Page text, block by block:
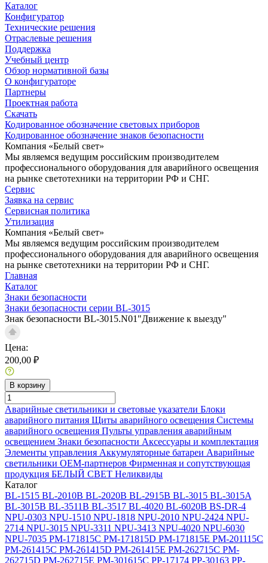
Каталог
Конфигуратор
Технические решения
Отраслевые решения
Поддержка
Учебный центр
Обзор нормативной базы
О конфигураторе
Партнеры
Проектная работа
Скачать
Кодированное обозначение световых приборов
Кодированное обозначение знаков безопасности
Компания «Белый свет»
Мы являемся ведущим российским производителем
профессионального оборудования для аварийного освещения
на рынке светотехники на территории РФ и СНГ.
Сервис
Заявка на сервис
Сервисная политика
Утилизация
Компания «Белый свет»
Мы являемся ведущим российским производителем
профессионального оборудования для аварийного освещения
на рынке светотехники на территории РФ и СНГ.
Главная
Каталог
Знаки безопасности
Знаки безопасности серии BL-3015
Знак безопасности BL-3015.N01"Движение к выезду"
Цена:
200,00 ₽
В корзину
Аварийные светильники и световые указатели Блоки
аварийного питания Щиты аварийного освещения Системы
аварийного освещения Пульты управления аварийным
освещением Знаки безопасности Аксессуары и комплектация
Элементы управления Аккумуляторные батареи Аварийные
светильники ОЕМ-партнеров Фирменная и сопутствующая
продукция БЕЛЫЙ СВЕТ Неликвиды
Каталог
BL-1515 BL-2010B BL-2020B BL-2915B BL-3015 BL-3015A
BL-3015B BL-3511B BL-3517 BL-4020 BL-6020B BS-DR-4
NPU-0303 NPU-1510 NPU-1818 NPU-2010 NPU-2424 NPU-
2714 NPU-3015 NPU-3311 NPU-3413 NPU-4020 NPU-6030
NPU-7035 PM-171815C PM-171815D PM-171815E PM-201115C
PM-261415C PM-261415D PM-261415E PM-262715C PM-
262715D PM-262715E PM-301615C PP-17174 PP-30163 PP-